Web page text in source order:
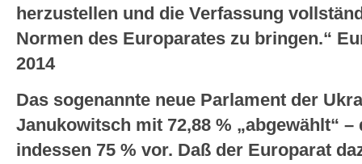
herzustellen und die Verfassung
Normen des Europarates zu bringen.“
2014
Das sogenannte neue Parlament der
Janukowitsch mit 72,88 % „abgewählt“
indessen 75 % vor. Daß der Europarat